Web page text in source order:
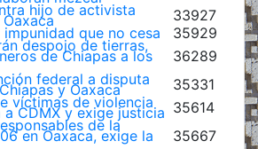
hijo de activista
33927
que no cesa
35929
despojo de tierras,
de Chiapas a los
36289
federal a disputa
y Oaxaca
35331
víctimas de violencia
a CDMX y exige justicia 35614
de la
en Oaxaca, exige la
35667